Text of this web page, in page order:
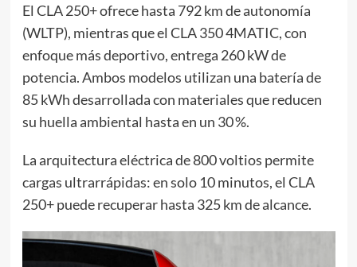
El CLA 250+ ofrece hasta 792 km de autonomía
(WLTP), mientras que el CLA 350 4MATIC, con
enfoque más deportivo, entrega 260 kW de
potencia. Ambos modelos utilizan una batería de
85 kWh desarrollada con materiales que reducen
su huella ambiental hasta en un 30 %.
La arquitectura eléctrica de 800 voltios permite
cargas ultrarrápidas: en solo 10 minutos, el CLA
250+ puede recuperar hasta 325 km de alcance.